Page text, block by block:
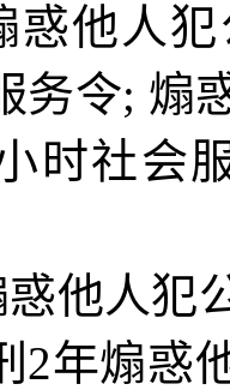
惑他人
务令; 煽
时社会
惑他人犯
2年煽惑